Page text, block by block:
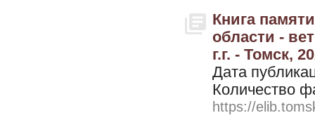
Книга
области -
г.г. - Томск,
Дата
Количество
https://